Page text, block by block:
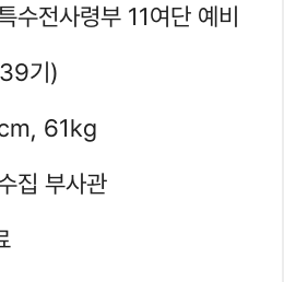
수전사령부 11여단 예비
기)
61kg
집 부사관